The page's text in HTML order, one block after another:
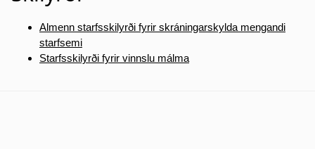
Almenn starfsskilyrði fyrir skráningarskylda mengandi
starfsemi
Starfsskilyrði fyrir vinnslu málma